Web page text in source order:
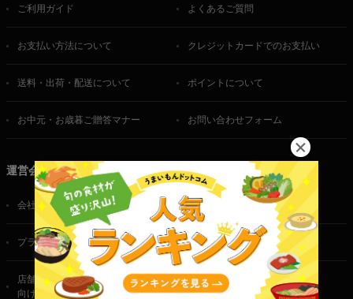
ご利用ガイド よくあるご質問
お支払い方法について クレジットカードでのお支払い
送料・出荷・配送について ポイントについて
お中元・お歳暮ご贈答マナー お問い合わせフォーム
運営会社
会社概要 ご利用規約
プライバシーポリシー 特定商取引法に基づく表記
店舗・法人・生産者様
向けのお問い合わせ